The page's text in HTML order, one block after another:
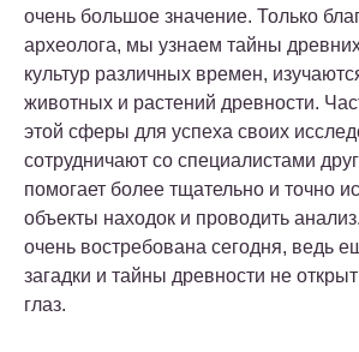
очень большое значение. Только
археолога, мы узнаем тайны
культур различных времен,
животных и растений древности.
этой сферы для успеха своих
сотрудничают со специалистами
помогает более тщательно и точно
объекты находок и проводить
очень востребована сегодня, ведь
загадки и тайны древности не
глаз.